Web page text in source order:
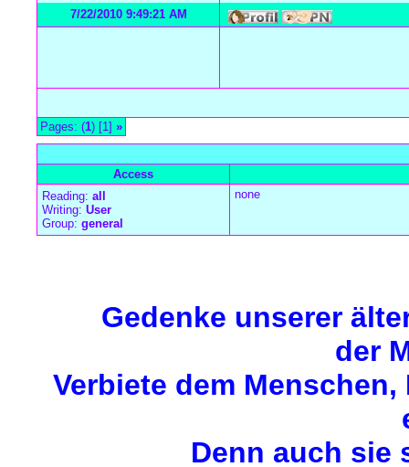
7/22/2010 9:49:21 AM
Pages: (1) [1] »
Access
Reading: all
Writing: User
Group: general
none
Gedenke unserer
der
Verbiete dem
Denn auch sie